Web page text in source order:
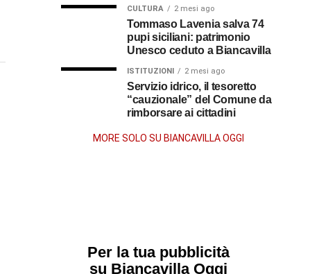
77
dopo
morte
CULTURA 2 mesi ago
Tommaso Lavenia salva 74
pupi siciliani: patrimonio
Unesco ceduto a Biancavilla
ISTITUZIONI 2 mesi ago
Servizio idrico, il tesoretto
“cauzionale” del Comune da
rimborsare ai cittadini
MORE SOLO SU BIANCAVILLA OGGI
Per la tua pubblicità
su Biancavilla Oggi